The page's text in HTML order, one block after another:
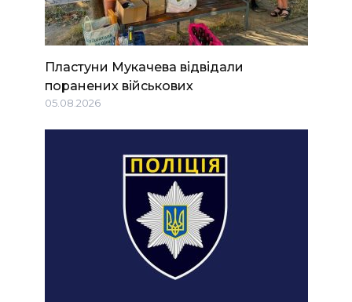
Пластуни Мукачева відвідали
поранених військових
05.08.2026